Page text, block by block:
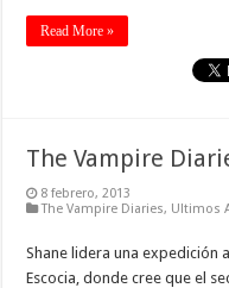
Read More »
The Vampire
8 febrero, 2013
The Vampire Diaries, Ultimos
Shane lidera una expedición
Escocia, donde cree que el